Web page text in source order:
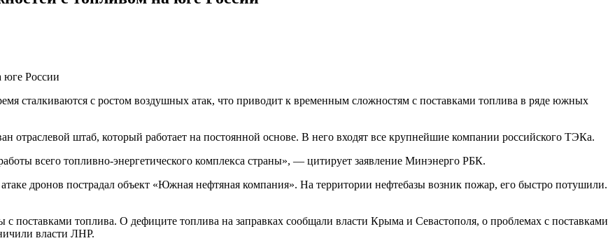
сталкиваются с ростом воздушных атак, что приводит к временным сложностям с поставками топлива в ряде южных
отраслевой штаб, который работает на постоянной основе. В него входят все крупнейшие компании российского ТЭКа.
всего топливно-энергетического комплекса страны», — цитирует заявление Минэнерго РБК.
дронов пострадал объект «Южная нефтяная компания». На территории нефтебазы возник пожар, его быстро потушили.
поставками топлива. О дефиците топлива на заправках сообщали власти Крыма и Севастополя, о проблемах с поставками
власти ЛНР.